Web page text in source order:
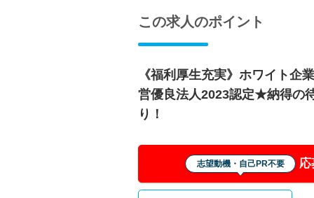
この求人のポイント
《福利厚生充実》ホワイト企
営優良法人2023認定★納得の
り！
志望動機・自己PR不要